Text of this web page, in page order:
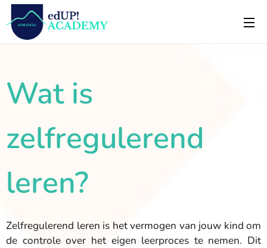
Wat is
zelfregulerend
leren?
Zelfregulerend leren is het vermogen van jouw kind om
de controle over het eigen leerproces te nemen. Dit